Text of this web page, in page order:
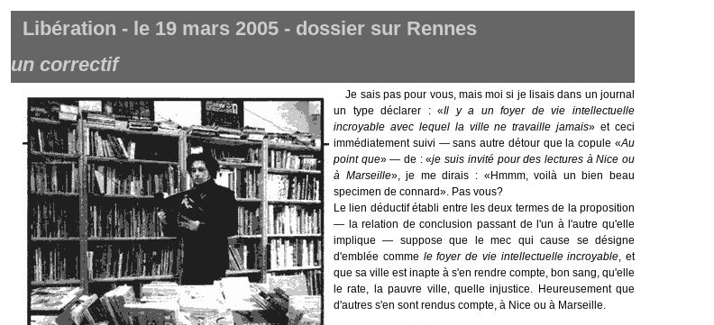
Libération - le 19 mars 2005 - dossier sur Rennes
un correctif
Je sais pas pour vous, mais moi si je lisais dans un journal
un type déclarer : «Il y a un foyer de vie intellectuelle
incroyable avec lequel la ville ne travaille jamais» et ceci
immédiatement suivi — sans autre détour que la copule «Au
point que» — de : «je suis invité pour des lectures à Nice ou
à Marseille», je me dirais : «Hmmm, voilà un bien beau
specimen de connard». Pas vous?
Le lien déductif établi entre les deux termes de la proposition
— la relation de conclusion passant de l'un à l'autre qu'elle
implique — suppose que le mec qui cause se désigne
d'emblée comme le foyer de vie intellectuelle incroyable, et
que sa ville est inapte à s'en rendre compte, bon sang, qu'elle
le rate, la pauvre ville, quelle injustice. Heureusement que
d'autres s'en sont rendus compte, à Nice ou à Marseille.